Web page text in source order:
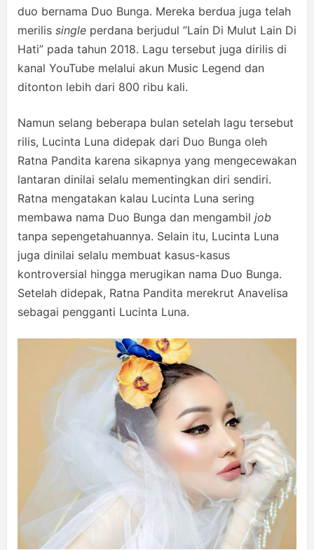
duo bernama Duo Bunga. Mereka berdua juga telah
merilis single perdana berjudul ”Lain Di Mulut Lain Di
Hati” pada tahun 2018. Lagu tersebut juga dirilis di
kanal YouTube melalui akun Music Legend dan
ditonton lebih dari 800 ribu kali.
Namun selang beberapa bulan setelah lagu tersebut
rilis, Lucinta Luna didepak dari Duo Bunga oleh
Ratna Pandita karena sikapnya yang mengecewakan
lantaran dinilai selalu mementingkan diri sendiri.
Ratna mengatakan kalau Lucinta Luna sering
membawa nama Duo Bunga dan mengambil job
tanpa sepengetahuannya. Selain itu, Lucinta Luna
juga dinilai selalu membuat kasus-kasus
kontroversial hingga merugikan nama Duo Bunga.
Setelah didepak, Ratna Pandita merekrut Anavelisa
sebagai pengganti Lucinta Luna.